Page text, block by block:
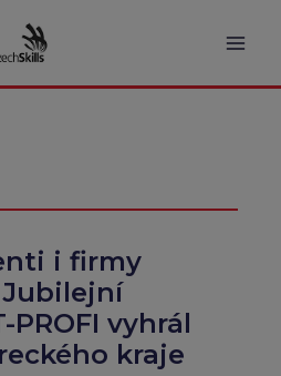
i firmy
PROFI vyhrál
kraje